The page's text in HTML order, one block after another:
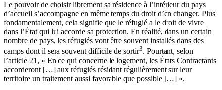
Le pouvoir de choisir librement sa résidence à l’intérieur du pays
d’accueil s’accompagne en même temps du droit d’en changer. Plus
fondamentalement, cela signifie que le réfugié a le droit de vivre
dans l’État qui lui accorde sa protection. En réalité, dans un certain
nombre de pays, les réfugiés vont être souvent installés dans des
camps dont il sera souvent difficile de sortir3. Pourtant, selon
l’article 21, « En ce qui concerne le logement, les États Contractants
accorderont […] aux réfugiés résidant régulièrement sur leur
territoire un traitement aussi favorable que possible […] ».